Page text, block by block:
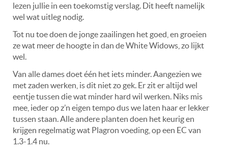
lezen jullie in een toekomstig verslag. Dit heeft namelijk
wel wat uitleg nodig.
Tot nu toe doen de jonge zaailingen het goed, en groeien
ze wat meer de hoogte in dan de White Widows, zo lijkt
wel.
Van alle dames doet één het iets minder. Aangezien we
met zaden werken, is dit niet zo gek. Er zit er altijd wel
eentje tussen die wat minder hard wil werken. Niks mis
mee, ieder op z’n eigen tempo dus we laten haar er lekker
tussen staan. Alle andere planten doen het keurig en
krijgen regelmatig wat Plagron voeding, op een EC van
1.3-1.4 nu.